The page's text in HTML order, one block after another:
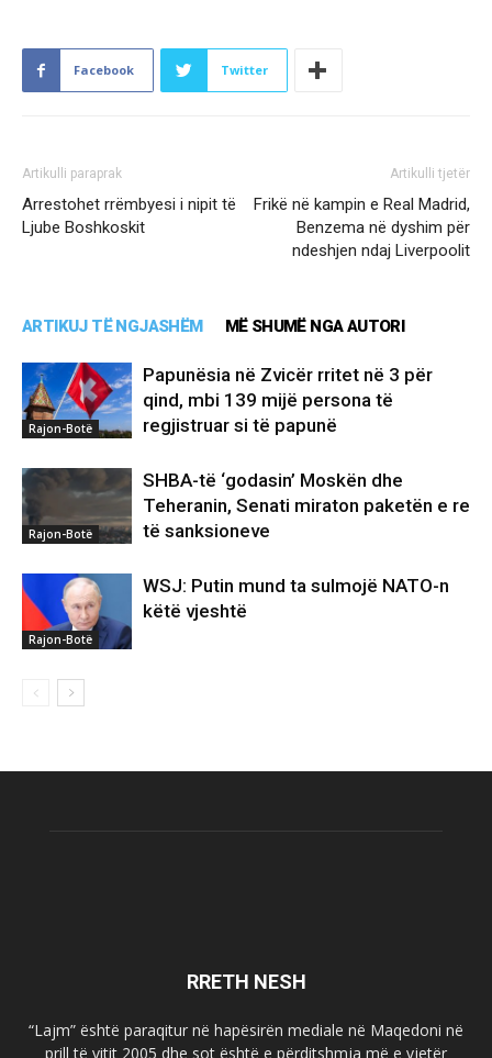
Facebook Twitter
Artikulli paraprak
Arrestohet rrëmbyesi i nipit të
Ljube Boshkoskit
Artikulli tjetër
Frikë në kampin e Real Madrid,
Benzema në dyshim për
ndeshjen ndaj Liverpoolit
ARTIKUJ TË NGJASHËM MË SHUMË NGA AUTORI
Rajon-Botë
Papunësia në Zvicër rritet në 3 për
qind, mbi 139 mijë persona të
regjistruar si të papunë
Rajon-Botë
SHBA-të ‘godasin’ Moskën dhe
Teheranin, Senati miraton paketën e re
të sanksioneve
Rajon-Botë
WSJ: Putin mund ta sulmojë NATO-n
këtë vjeshtë
RRETH NESH
“Lajm” është paraqitur në hapësirën mediale në Maqedoni në
prill të vitit 2005 dhe sot është e përditshmja më e vjetër